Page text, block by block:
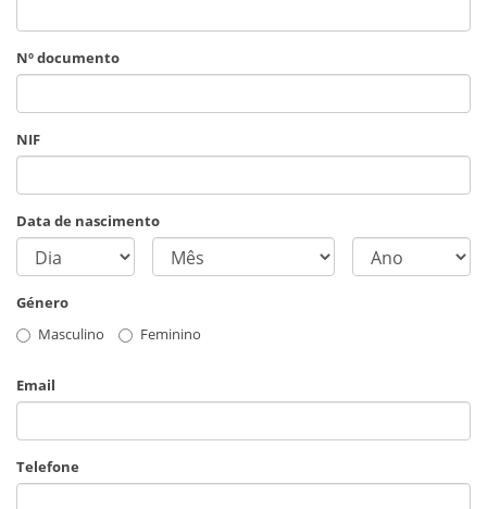
Nº documento
NIF
Data de nascimento
Género
Masculino
Feminino
Email
Telefone